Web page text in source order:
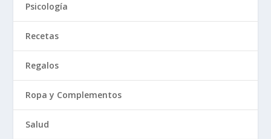
Psicología
Recetas
Regalos
Ropa y Complementos
Salud